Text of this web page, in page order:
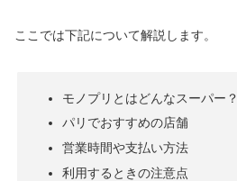
ここでは下記について解説します。
モノプリとはどんなスーパー？
パリでおすすめの店舗
営業時間や支払い方法
利用するときの注意点